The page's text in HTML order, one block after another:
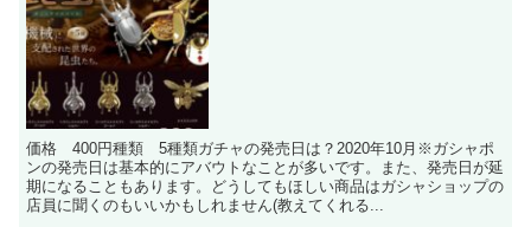
価格 400円種類 5種類ガチャの発売日は？2020年10月※ガシャポ
ンの発売日は基本的にアバウトなことが多いです。また、発売日が延
期になることもあります。どうしてもほしい商品はガシャショップの
店員に聞くのもいいかもしれません(教えてくれる...